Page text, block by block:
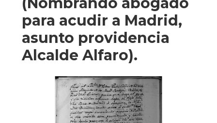
para acudir a Madrid,
asunto providencia
Alcalde Alfaro).